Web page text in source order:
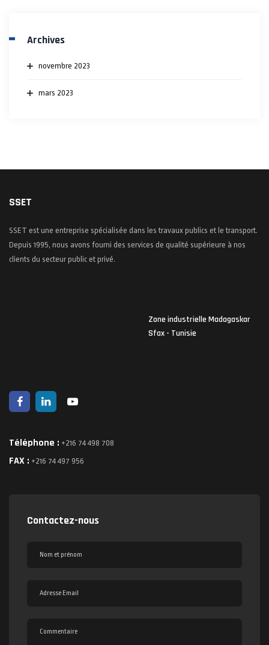
Archives
novembre 2023
mars 2023
SSET
SSET est une entreprise spécialisée dans les travaux publics et le transport.
Depuis 1995, nous avons fourni des services de qualité supérieure à nos
clients du secteur public et privé.
Zone industrielle Madagaskar
Sfax - Tunisie
Téléphone : +216 74 498 708
FAX : +216 74 497 956
Contactez-nous